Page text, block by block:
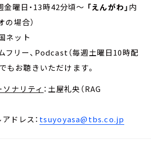
金曜日・13時42分頃～ 「えんがわ」内
ラジオの場合）
局全国ネット
リー、Podcast（毎週土曜日10時配
もお聴きいただけます。
ソナリティ ：土屋礼央（RAG
）
ドレス： tsuyoyasa@tbs.co.jp